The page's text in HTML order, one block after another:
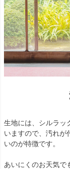
生地には、シルラッ
いますので、汚れが
いのが特徴です。
あいにくのお天気で